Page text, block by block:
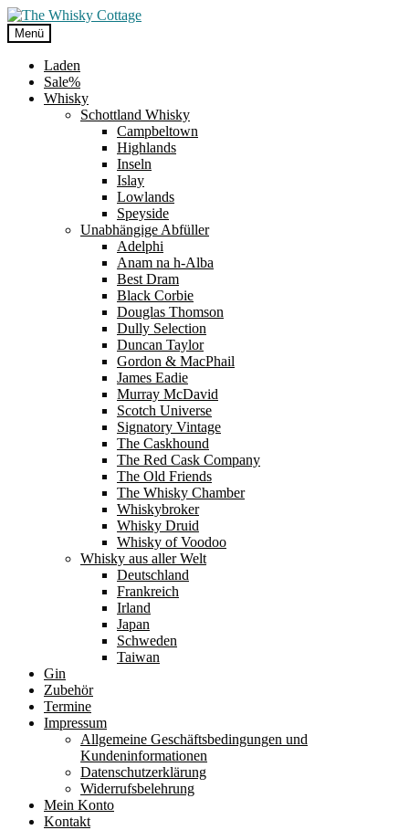
Zur
Navigation
springen
Zum
Inhalt
springen
Menü
Laden
Sale%
Whisky
Schottland Whisky
Campbeltown
Highlands
Inseln
Islay
Lowlands
Speyside
Unabhängige Abfüller
Adelphi
Anam na h-Alba
Best Dram
Black Corbie
Douglas Thomson
Dully Selection
Duncan Taylor
Gordon & MacPhail
James Eadie
Murray McDavid
Scotch Universe
Signatory Vintage
The Caskhound
The Red Cask Company
The Old Friends
The Whisky Chamber
Whiskybroker
Whisky Druid
Whisky of Voodoo
Whisky aus aller Welt
Deutschland
Frankreich
Irland
Japan
Schweden
Taiwan
Gin
Zubehör
Termine
Impressum
Allgemeine Geschäftsbedingungen und
Kundeninformationen
Datenschutzerklärung
Widerrufsbelehrung
Mein Konto
Kontakt